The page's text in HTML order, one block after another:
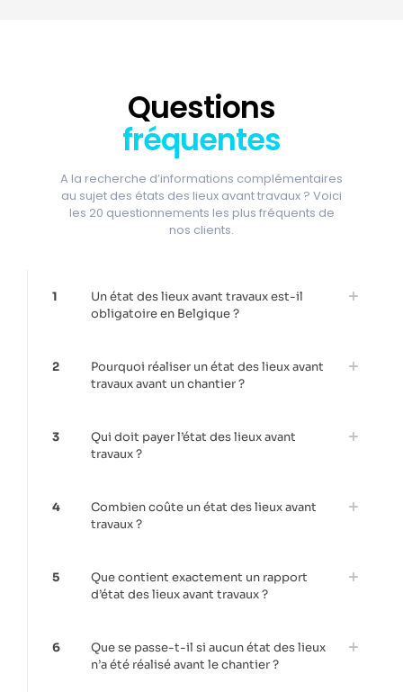
Questions
fréquentes
A la recherche d’informations complémentaires
au sujet des états des lieux avant travaux ? Voici
les 20 questionnements les plus fréquents de
nos clients.
1
Un état des lieux avant travaux est-il
obligatoire en Belgique ?
2
Pourquoi réaliser un état des lieux avant
travaux avant un chantier ?
3
Qui doit payer l’état des lieux avant
travaux ?
4
Combien coûte un état des lieux avant
travaux ?
5
Que contient exactement un rapport
d’état des lieux avant travaux ?
6
Que se passe-t-il si aucun état des lieux
n’a été réalisé avant le chantier ?